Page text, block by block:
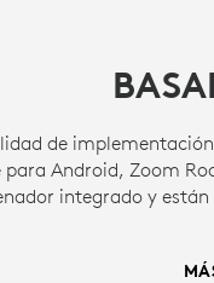
de
Android, Zoom
integrado y